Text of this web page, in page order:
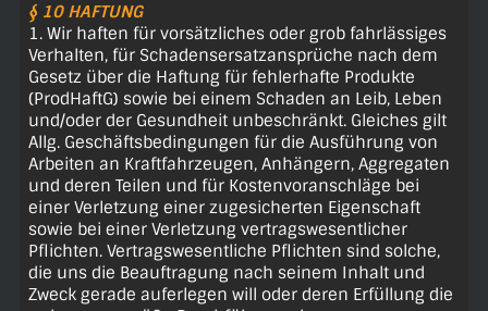
§ 10 HAFTUNG
1. Wir haften für vorsätzliches oder grob fahrlässiges
Verhalten, für Schadensersatzansprüche nach dem
Gesetz über die Haftung für fehlerhafte Produkte
(ProdHaftG) sowie bei einem Schaden an Leib, Leben
und/oder der Gesundheit unbeschränkt. Gleiches gilt
Allg. Geschäftsbedingungen für die Ausführung von
Arbeiten an Kraftfahrzeugen, Anhängern, Aggregaten
und deren Teilen und für Kostenvoranschläge bei
einer Verletzung einer zugesicherten Eigenschaft
sowie bei einer Verletzung vertragswesentlicher
Pflichten. Vertragswesentliche Pflichten sind solche,
die uns die Beauftragung nach seinem Inhalt und
Zweck gerade auferlegen will oder deren Erfüllung die